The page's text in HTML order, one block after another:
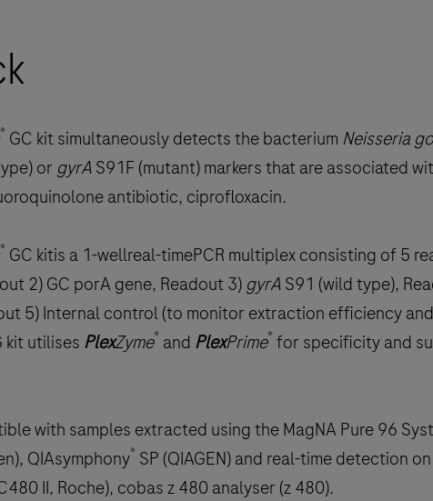
® GC kit simultaneously detects the bacterium Neisseria
or gyrAS91F (mutant) markers that are associated
antibiotic, ciprofloxacin.
® GC kitis a 1-wellreal-timePCR multiplex consisting of 5
2) GC porA gene, Readout 3) gyrAS91 (wild type),
5) Internal control (to monitor extraction efficiency
kit utilises PlexZyme® and PlexPrime® for specificity and
with samples extracted using the MagNA Pure 96
QIAsymphony® SP (QIAGEN) and real-time detection
II, Roche), cobas z 480 analyser (z 480).